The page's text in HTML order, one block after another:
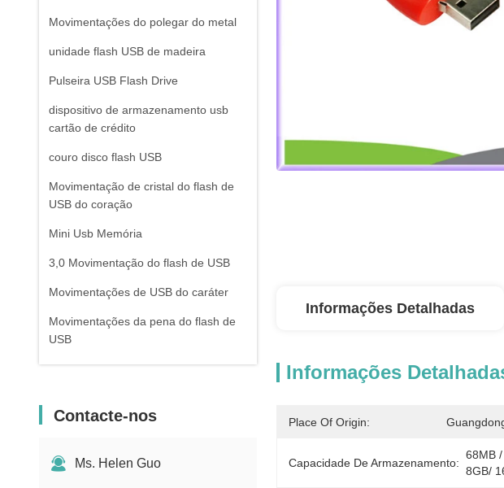
Movimentações do polegar do metal
unidade flash USB de madeira
Pulseira USB Flash Drive
dispositivo de armazenamento usb
cartão de crédito
couro disco flash USB
Movimentação de cristal do flash de
USB do coração
Mini Usb Memória
3,0 Movimentação do flash de USB
Movimentações de USB do caráter
Movimentações da pena do flash de
USB
Varas de USB da torção
Movimentações do flash de USB da
correia
Contacte-nos
Ms. Helen Guo
Informações Detalhadas
Informações
Place Of Origin:
Capacidade De Armazenamento:
68MB
8GB/